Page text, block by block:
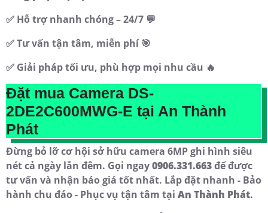
✅ Hỗ trợ nhanh chóng – 24/7 💬
✅ Tư vấn tận tâm, miễn phí 🎯
✅ Giải pháp tối ưu, phù hợp mọi nhu cầu 🔥
Đặt mua Camera DS-
2DE2C600MWG-E tại An Thành
Phát
Đừng bỏ lỡ cơ hội sở hữu camera 6MP ghi hình siêu
nét cả ngày lẫn đêm. Gọi ngay0906.331.663để được
tư vấn và nhận báo giá tốt nhất. Lắp đặt nhanh - Bảo
hành chu đáo - Phục vụ tận tâm tại An Thành Phát.